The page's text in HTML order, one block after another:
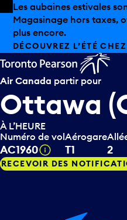
Skip to offers
Passer au contenu
Les aubaines estivales
Magasinage hors taxes,
plus encore.
DÉCOUVREZ L’ÉTÉ
Air Canada partir pour
Ottawa
À L’HEURE
Numéro de vol
AC1960 Infobulle
Aérogare
T1 2
RECEVOIR DES